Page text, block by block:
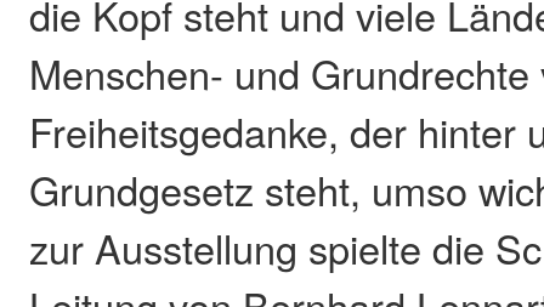
die Kopf steht und viele
Menschen- und
Freiheitsgedanke, der hinter
Grundgesetz steht, umso
zur Ausstellung spielte die